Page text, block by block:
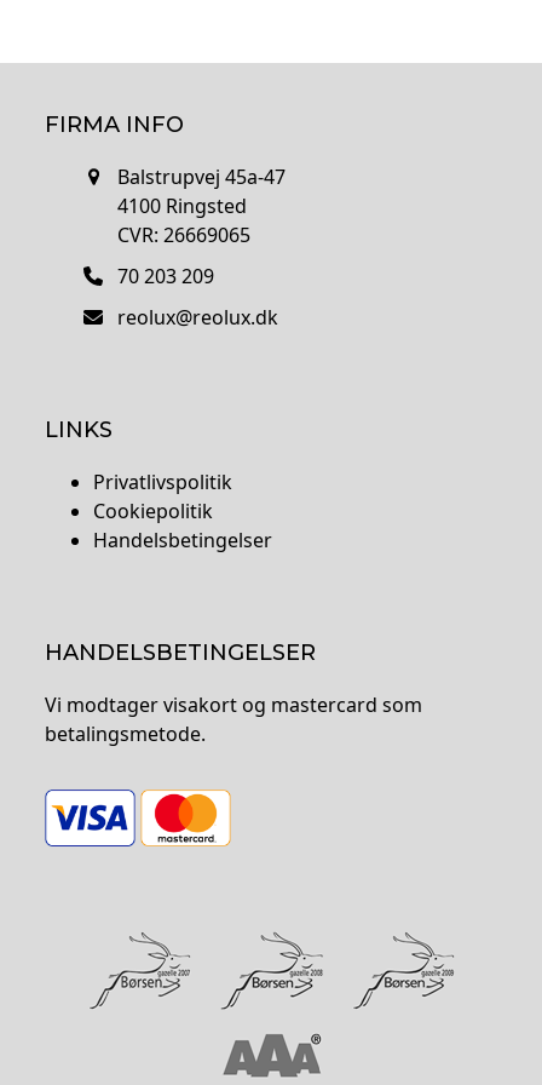
FIRMA INFO
Balstrupvej 45a-47
4100 Ringsted
CVR: 26669065
70 203 209
reolux@reolux.dk
LINKS
Privatlivspolitik
Cookiepolitik
Handelsbetingelser
HANDELSBETINGELSER
Vi modtager visakort og mastercard som
betalingsmetode.